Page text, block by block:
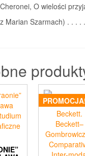
O wielości
Marian Szarmach) . . . .